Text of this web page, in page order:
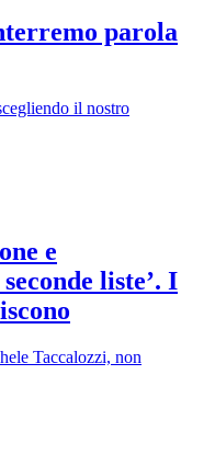
parola
il nostro
e
liste’. I
Taccalozzi, non